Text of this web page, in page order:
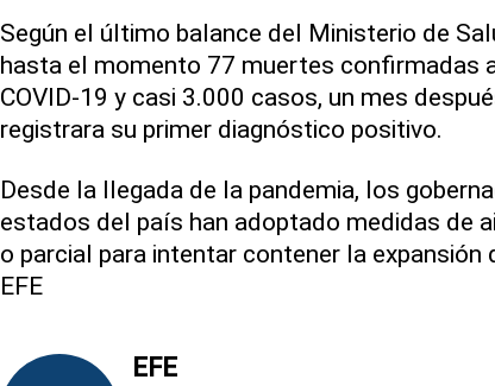
Según el último balance del Ministerio de
hasta el momento 77 muertes confirmadas
COVID-19 y casi 3.000 casos, un mes
registrara su primer diagnóstico positivo.
Desde la llegada de la pandemia, los
estados del país han adoptado medidas de
o parcial para intentar contener la expansión
EFE
EFE